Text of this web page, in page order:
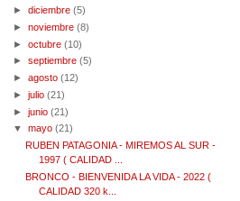
►diciembre (5)
►noviembre (8)
►octubre (10)
►septiembre (5)
►agosto (12)
►julio (21)
►junio (21)
▼mayo (21)
RUBEN PATAGONIA - MIREMOS AL SUR -
1997 ( CALIDAD ...
BRONCO - BIENVENIDA LA VIDA - 2022 (
CALIDAD 320 k...